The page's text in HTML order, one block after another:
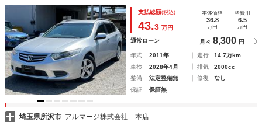
キーレスエントリー ＡＴ 盗難防止システム 衝突安全ボデ
ィ ＡＢＳ ＥＳＣ ＣＤ ミュージックプレイヤー接続可
支払総額(税込)
43.3 万円
本体価格
36.8
万円
諸費用
6.5
万円
通常ローン 月々 8,300 円
年式 2011年 走行
14.7万km
車検
2028年4月 排気
2000cc
整備
法定整備無 修復
なし
保証
保証無
埼玉県所沢市 アルマージ株式会社 本店